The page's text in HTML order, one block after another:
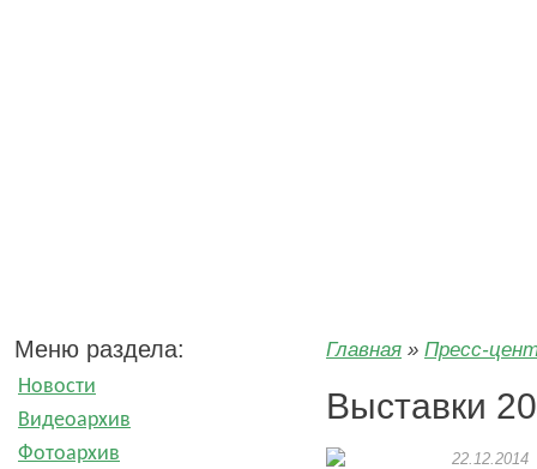
Меню раздела:
Новости
Видеоархив
Фотоархив
Главная » Пресс-
Выставки
22.12.2014